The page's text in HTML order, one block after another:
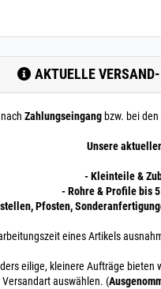
AKTUELLE
Zahlungseingang bzw. bei
Unsere
- Kleinteile &
- Rohre & Profile bis
Pfosten,
eines Artikels
eilige, kleinere Aufträge bieten
auswählen. (